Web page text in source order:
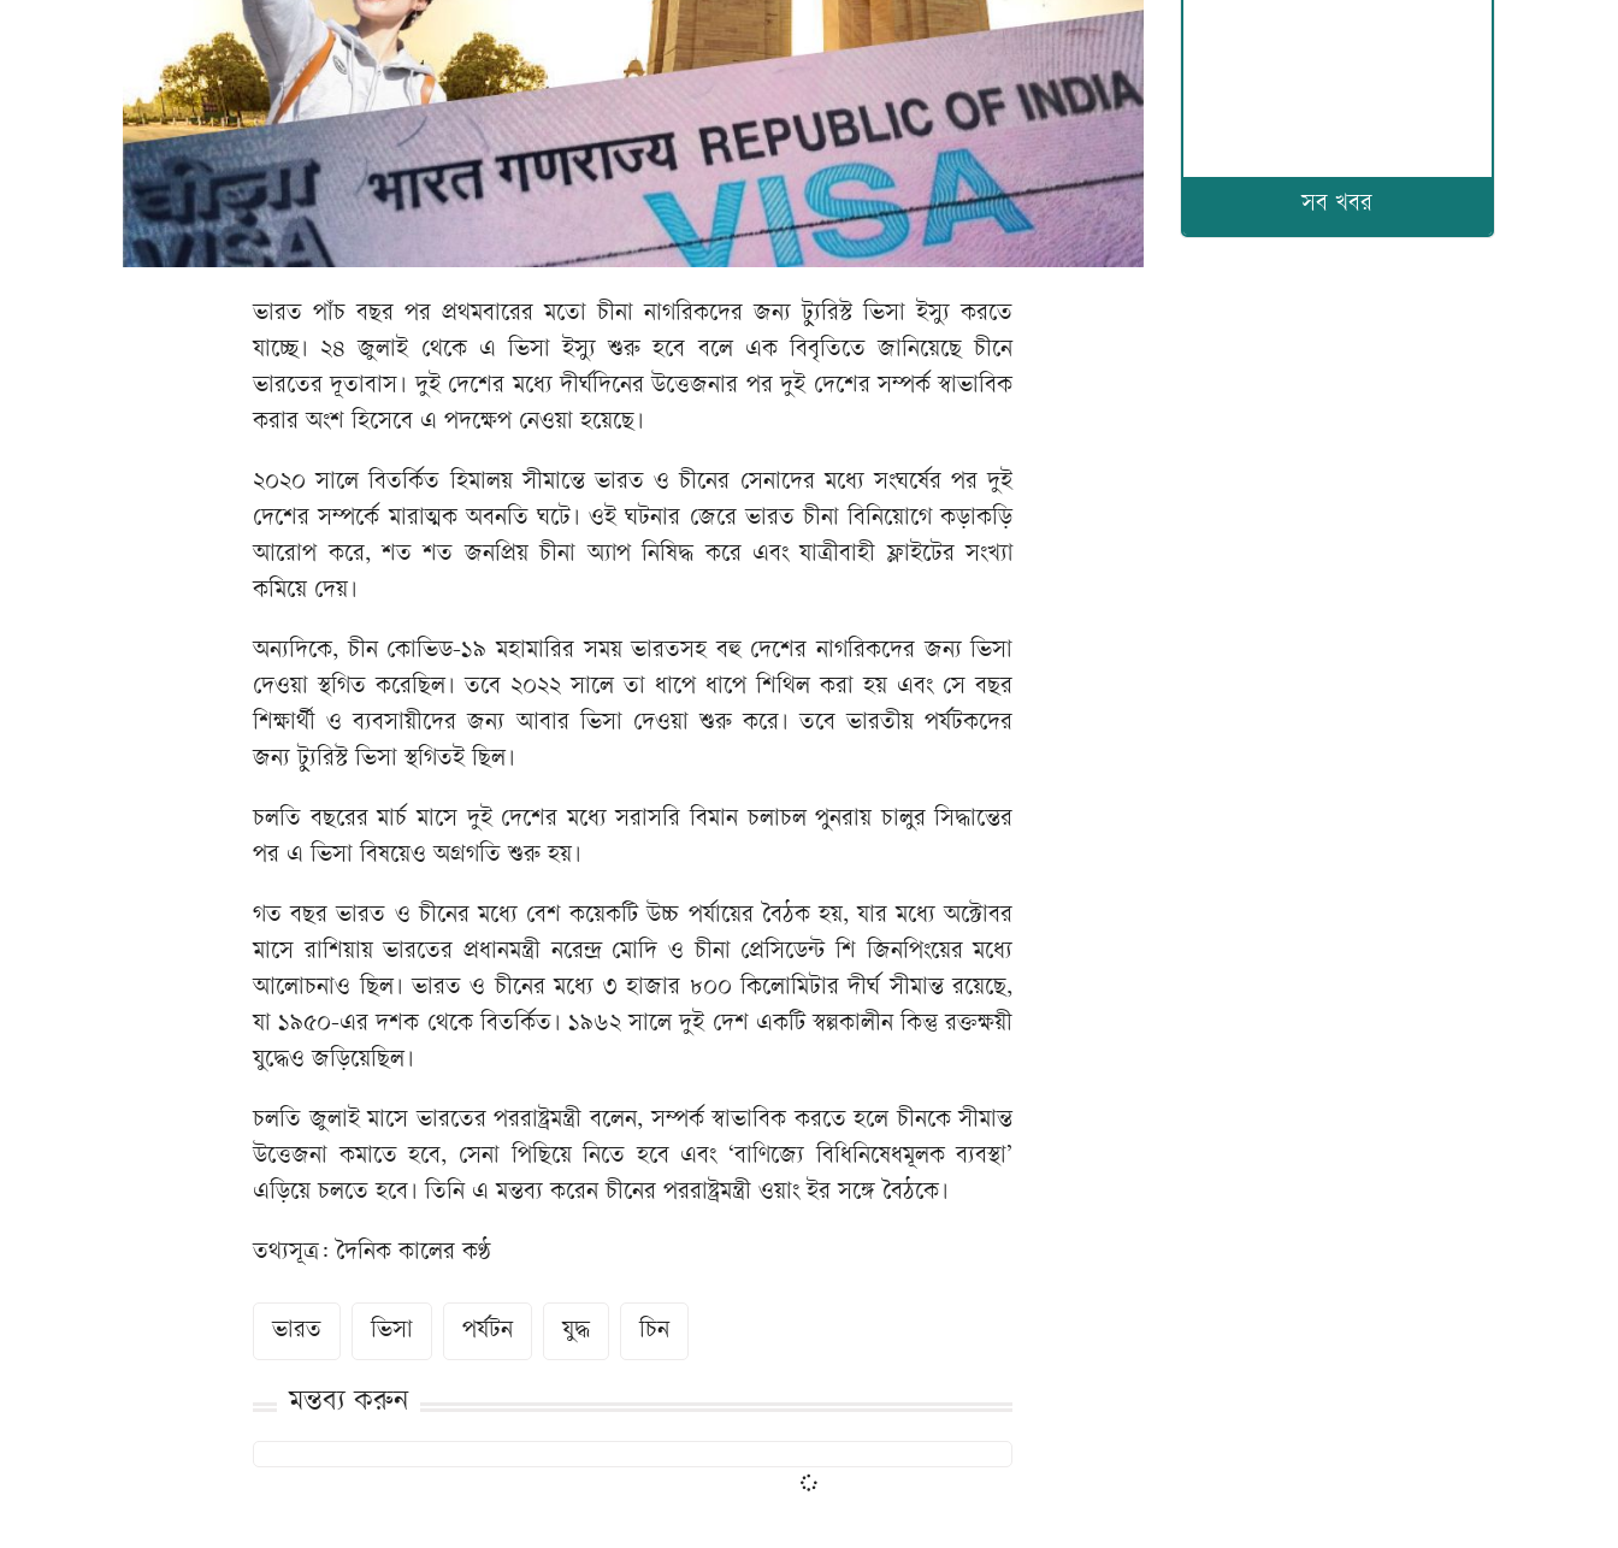
ভারত পাঁচ বছর পর প্রথমবারের মতো চীনা নাগরিকদের জন্য ট্যুরিস্ট ভিসা ইস্যু করতে
যাচ্ছে। ২৪ জুলাই থেকে এ ভিসা ইস্যু শুরু হবে বলে এক বিবৃতিতে জানিয়েছে চীনে
ভারতের দূতাবাস। দুই দেশের মধ্যে দীর্ঘদিনের উত্তেজনার পর দুই দেশের সম্পর্ক স্বাভাবিক
করার অংশ হিসেবে এ পদক্ষেপ নেওয়া হয়েছে।
২০২০ সালে বিতর্কিত হিমালয় সীমান্তে ভারত ও চীনের সেনাদের মধ্যে সংঘর্ষের পর দুই
দেশের সম্পর্কে মারাত্মক অবনতি ঘটে। ওই ঘটনার জেরে ভারত চীনা বিনিয়োগে কড়াকড়ি
আরোপ করে, শত শত জনপ্রিয় চীনা অ্যাপ নিষিদ্ধ করে এবং যাত্রীবাহী ফ্লাইটের সংখ্যা
কমিয়ে দেয়।
অন্যদিকে, চীন কোভিড-১৯ মহামারির সময় ভারতসহ বহু দেশের নাগরিকদের জন্য ভিসা
দেওয়া স্থগিত করেছিল। তবে ২০২২ সালে তা ধাপে ধাপে শিথিল করা হয় এবং সে বছর
শিক্ষার্থী ও ব্যবসায়ীদের জন্য আবার ভিসা দেওয়া শুরু করে। তবে ভারতীয় পর্যটকদের
জন্য ট্যুরিস্ট ভিসা স্থগিতই ছিল।
চলতি বছরের মার্চ মাসে দুই দেশের মধ্যে সরাসরি বিমান চলাচল পুনরায় চালুর সিদ্ধান্তের
পর এ ভিসা বিষয়েও অগ্রগতি শুরু হয়।
গত বছর ভারত ও চীনের মধ্যে বেশ কয়েকটি উচ্চ পর্যায়ের বৈঠক হয়, যার মধ্যে অক্টোবর
মাসে রাশিয়ায় ভারতের প্রধানমন্ত্রী নরেন্দ্র মোদি ও চীনা প্রেসিডেন্ট শি জিনপিংয়ের মধ্যে
আলোচনাও ছিল। ভারত ও চীনের মধ্যে ৩ হাজার ৮০০ কিলোমিটার দীর্ঘ সীমান্ত রয়েছে,
যা ১৯৫০-এর দশক থেকে বিতর্কিত। ১৯৬২ সালে দুই দেশ একটি স্বল্পকালীন কিন্তু রক্তক্ষয়ী
যুদ্ধেও জড়িয়েছিল।
চলতি জুলাই মাসে ভারতের পররাষ্ট্রমন্ত্রী বলেন, সম্পর্ক স্বাভাবিক করতে হলে চীনকে সীমান্ত
উত্তেজনা কমাতে হবে, সেনা পিছিয়ে নিতে হবে এবং ‘বাণিজ্যে বিধিনিষেধমূলক ব্যবস্থা’
এড়িয়ে চলতে হবে। তিনি এ মন্তব্য করেন চীনের পররাষ্ট্রমন্ত্রী ওয়াং ইর সঙ্গে বৈঠকে।
তথ্যসূত্র: দৈনিক কালের কণ্ঠ
ভারত ভিসা পর্যটন যুদ্ধ চিন
মন্তব্য করুন
সব খবর